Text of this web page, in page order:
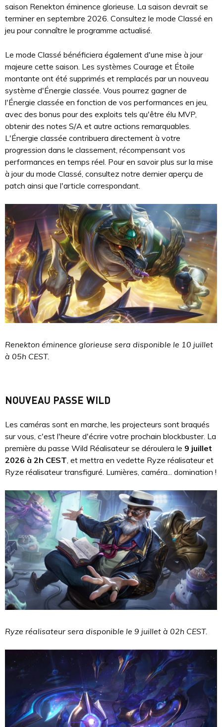
saison Renekton éminence glorieuse. La saison devrait se
terminer en septembre 2026. Consultez le mode Classé en
jeu pour connaître le programme actualisé.
Le mode Classé bénéficiera également d'une mise à jour
majeure cette saison. Les systèmes Courage et Étoile
montante ont été supprimés et remplacés par un nouveau
système d'Énergie classée. Vous pourrez gagner de
l'Énergie classée en fonction de vos performances en jeu,
avec des bonus pour des exploits tels qu'être élu MVP,
obtenir des notes S/A et autre actions remarquables.
L'Énergie classée contribuera directement à votre
progression dans le classement, récompensant vos
performances en temps réel. Pour en savoir plus sur la mise
à jour du mode Classé, consultez notre dernier aperçu de
patch ainsi que l'article correspondant.
Renekton éminence glorieuse sera disponible le 10 juillet
à 05h CEST.
NOUVEAU PASSE WILD
Les caméras sont en marche, les projecteurs sont braqués
sur vous, c'est l'heure d'écrire votre prochain blockbuster. La
première du passe Wild Réalisateur se déroulera le 9 juillet
2026 à 2h CEST, et mettra en vedette Ryze réalisateur et
Ryze réalisateur transfiguré. Lumières, caméra... domination !
Ryze réalisateur sera disponible le 9 juillet à 02h CEST.